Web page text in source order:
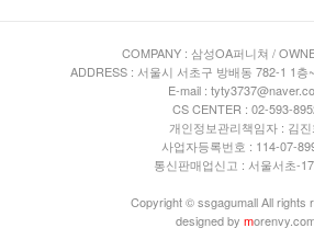
COMPANY : 삼성OA퍼니쳐 /
ADDRESS : 서울시 서초구 방배동 782-1 1층
E-mail :
CS CENTER : 02-593-
개인정보관리책임자 : 김진
사업자등록번호 : 114-07-
통신판매업신고 : 서울서초-
Copyright © ssgagumall All rights
designed by m